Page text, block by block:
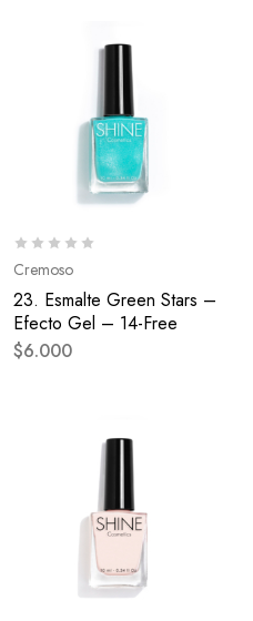
Cremoso
23. Esmalte Green Stars –
Efecto Gel – 14-Free
$6.000